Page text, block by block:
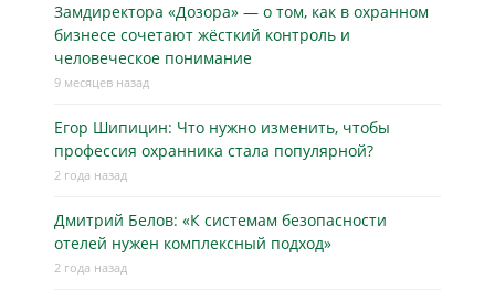
Замдиректора «Дозора» — о том, как в охранном
бизнесe сочетают жёсткий контроль и
человеческое понимание
9 месяцев назад
Егор Шипицин: Что нужно изменить, чтобы
профессия охранника стала популярной?
2 года назад
Дмитрий Белов: «К системам безопасности
отелей нужен комплексный подход»
2 года назад